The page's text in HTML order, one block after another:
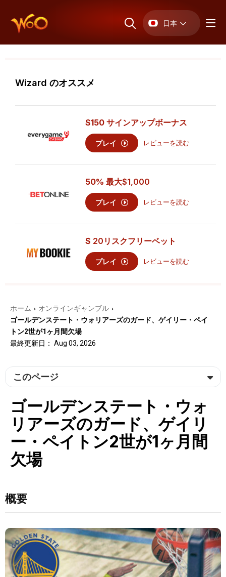
日本
Wizard のオススメ
$150 サインアップボーナス
プレイ レビューを読む
50% 最大$1,000
プレイ レビューを読む
$ 20 リスクフリーベット
プレイ レビューを読む
ホーム › オンラインギャンブル ›
ゴールデンステート・ウォリアーズのガード、ゲイリー・ペイ
トン2世が1ヶ月間欠場
最終更新日： Aug 03, 2026
このページ
ゴールデンステート・ウォ
リアーズのガード、ゲイリ
ー・ペイトン2世が1ヶ月間
欠場
概要